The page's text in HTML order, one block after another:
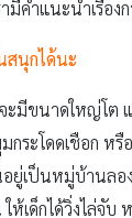
มีคำแนะนำเรื่อง
นุกได้นะ
ะมีขนาดใหญ่โต
กระโดดเชือก ห
เป็นหมู่บ้านลอ
ห้เด็กได้วิ่งไล่จั